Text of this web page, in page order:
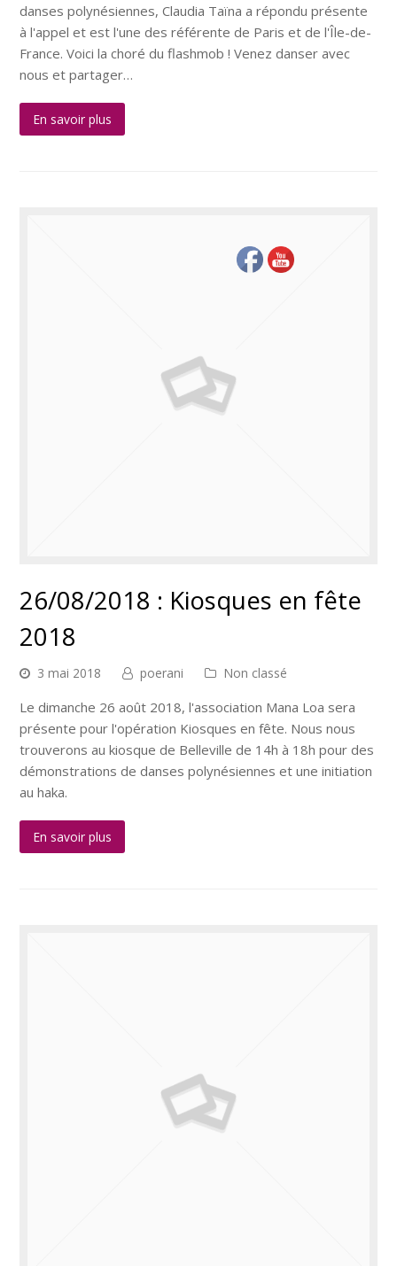
danses polynésiennes, Claudia Taïna a répondu présente
à l'appel et est l'une des référente de Paris et de l'Île-de-
France. Voici la choré du flashmob ! Venez danser avec
nous et partager…
En savoir plus
26/08/2018 : Kiosques en fête
2018
3 mai 2018 poerani Non classé
Le dimanche 26 août 2018, l'association Mana Loa sera
présente pour l'opération Kiosques en fête. Nous nous
trouverons au kiosque de Belleville de 14h à 18h pour des
démonstrations de danses polynésiennes et une initiation
au haka.
En savoir plus